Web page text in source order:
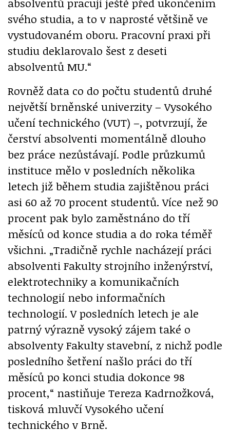
svého studia, a to v naprosté většině ve
vystudovaném oboru. Pracovní praxi při
studiu deklarovalo šest z deseti
absolventů MU.“
Rovněž data co do počtu studentů druhé
největší brněnské univerzity – Vysokého
učení technického (VUT) –, potvrzují, že
čerství absolventi momentálně dlouho
bez práce nezůstávají. Podle průzkumů
instituce mělo v posledních několika
letech již během studia zajištěnou práci
asi 60 až 70 procent studentů. Více než 90
procent pak bylo zaměstnáno do tří
měsíců od konce studia a do roka téměř
všichni. „Tradičně rychle nacházejí práci
absolventi Fakulty strojního inženýrství,
elektrotechniky a komunikačních
technologií nebo informačních
technologií. V posledních letech je ale
patrný výrazně vysoký zájem také o
absolventy Fakulty stavební, z nichž podle
posledního šetření našlo práci do tří
měsíců po konci studia dokonce 98
procent,“ nastiňuje Tereza Kadrnožková,
tisková mluvčí Vysokého učení
technického v Brně.